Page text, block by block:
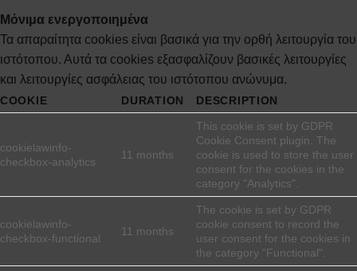
Μόνιμα ενεργοποιημένα
Τα απαραίτητα cookies είναι βασικά για την ορθή λειτουργία του
ιστότοπου. Αυτά τα cookies εξασφαλίζουν βασικές λειτουργίες
και λειτουργίες ασφάλειας του ιστότοπου ανώνυμα.
COOKIE DURATION DESCRIPTION
cookielawinfo-
checkbox-analytics
11 months
This cookie is set by GDPR
Cookie Consent plugin. The
cookie is used to store the user
consent for the cookies in the
category "Analytics".
cookielawinfo-
checkbox-functional
11 months
The cookie is set by GDPR
cookie consent to record the
user consent for the cookies in
the category "Functional".